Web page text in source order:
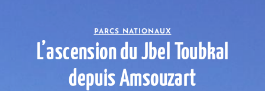
PARCS NATIONAUX
L’ascension du Jbel Toubkal
depuis Amsouzart